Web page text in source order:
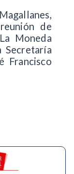
de
Moneda
Secretaría
Francisco